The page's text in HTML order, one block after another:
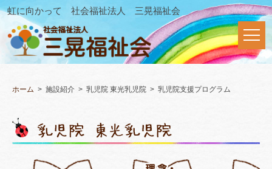
虹に向かって 社会福祉法人 三晃福祉会
ホーム 施設紹介 乳児院 東光乳児院 乳児院支援プログラム